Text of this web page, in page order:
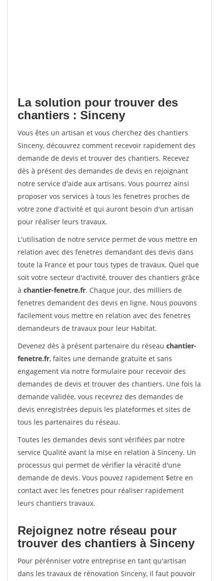
La solution pour trouver des
chantiers : Sinceny
Vous êtes un artisan et vous cherchez des chantiers
Sinceny, découvrez comment recevoir rapidement des
demande de devis et trouver des chantiers. Recevez
dès à présent des demandes de devis en rejoignant
notre service d'aide aux artisans. Vous pourrez ainsi
proposer vos services à tous les fenetres proches de
votre zone d'activité et qui auront besoin d'un artisan
pour réaliser leurs travaux.
L'utilisation de notre service permet de vous mettre en
relation avec des fenetres demandant des devis dans
toute la France et pour tous types de travaux. Quel que
soit votre secteur d'activité, trouver des chantiers grâce
à chantier-fenetre.fr. Chaque jour, des milliers de
fenetres demandent des devis en ligne. Nous pouvons
facilement vous mettre en relation avec des fenetres
demandeurs de travaux pour leur Habitat.
Devenez dès à présent partenaire du réseau chantier-
fenetre.fr, faites une demande gratuite et sans
engagement via notre formulaire pour recevoir des
demandes de devis et trouver des chantiers. Une fois la
demande validée, vous recevrez des demandes de
devis enregistrées depuis les plateformes et sites de
tous les partenaires du réseau.
Toutes les demandes devis sont vérifiées par notre
service Qualité avant la mise en relation à Sinceny. Un
processus qui permet de vérifier la véracité d'une
demande de devis. Vous pouvez rapidement $etre en
contact avec les fenetres pour réaliser rapidement
leurs chantiers travaux.
Rejoignez notre réseau pour
trouver des chantiers à Sinceny
Pour pérénniser votre entreprise en tant qu'artisan
dans les travaux de rénovation Sinceny, il faut pouvoir